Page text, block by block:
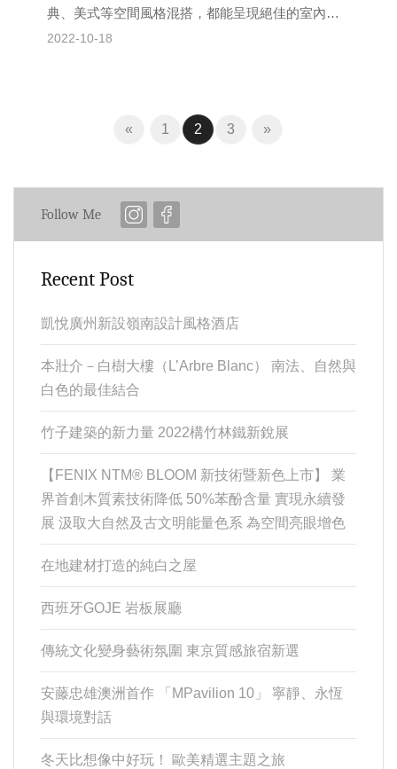
典、美式等空間風格混搭，都能呈現絕佳的室內美
學，它正是廣泛見於大眾家居的「極簡風」！ 請跟
2022-10-18
«Previous
1 2(current)
3 »Next
Follow Me
Recent Post
凱悅廣州新設嶺南設計風格酒店
本壯介－白樹大樓（L’Arbre Blanc） 南法、自然與
白色的最佳結合
竹子建築的新力量 2022構竹林鐵新銳展
【FENIX NTM® BLOOM 新技術暨新色上市】 業
界首創木質素技術降低 50%苯酚含量 實現永續發
展 汲取大自然及古文明能量色系 為空間亮眼增色
在地建材打造的純白之屋
西班牙GOJE 岩板展廳
傳統文化變身藝術氛圍 東京質感旅宿新選
安藤忠雄澳洲首作 「MPavilion 10」 寧靜、永恆
與環境對話
冬天比想像中好玩！ 歐美精選主題之旅